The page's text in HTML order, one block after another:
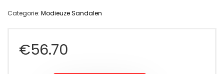
Categorie: Modieuze Sandalen
€56.70